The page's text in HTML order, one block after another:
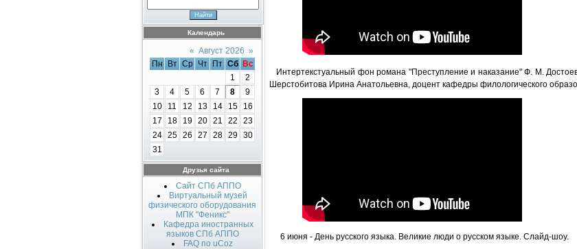
Календарь
« Август 2026 »
Пн
Вт Ср Чт Пт Сб
Вс
1
2
3
4 5 6 7 8
9
10
11 12 13 14 15
16
17
18 19 20 21 22
23
24
25 26 27 28 29
30
31
Друзья сайта
Сайт СПб АППО
Виртуальный музей
физического оборудования
МПК "Феникс"
Кафедра иностранных
языков СПб АППО
FAQ по uCoz
Интертекстуальный фон романа "Преступление и наказание" Ф. М.
Шерстобитова Ирина Анатольевна, доцент кафедры филологического
6 июня - День русского языка. Великие люди о русском языке. Слайд-шоу.